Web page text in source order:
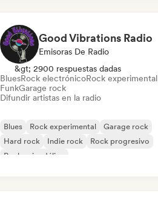
Good Vibrations Radio
Emisoras De Radio
&gt; 2900 respuestas dadas
BluesRock electrónicoRock experimental
FunkGarage rock
Difundir artistas en la radio
Blues Rock experimental
Garage rock
Hard rock
Indie rock
Rock progresivo
Rock psicodélico